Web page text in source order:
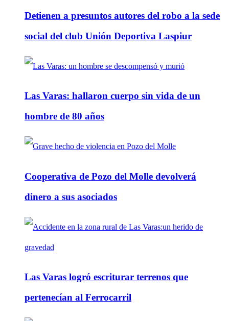
Detienen a presuntos autores del robo a la sede
social del club Unión Deportiva Laspiur
Las Varas: hallaron cuerpo sin vida de un
hombre de 80 años
Cooperativa de Pozo del Molle devolverá
dinero a sus asociados
Las Varas logró escriturar terrenos que
pertenecían al Ferrocarril